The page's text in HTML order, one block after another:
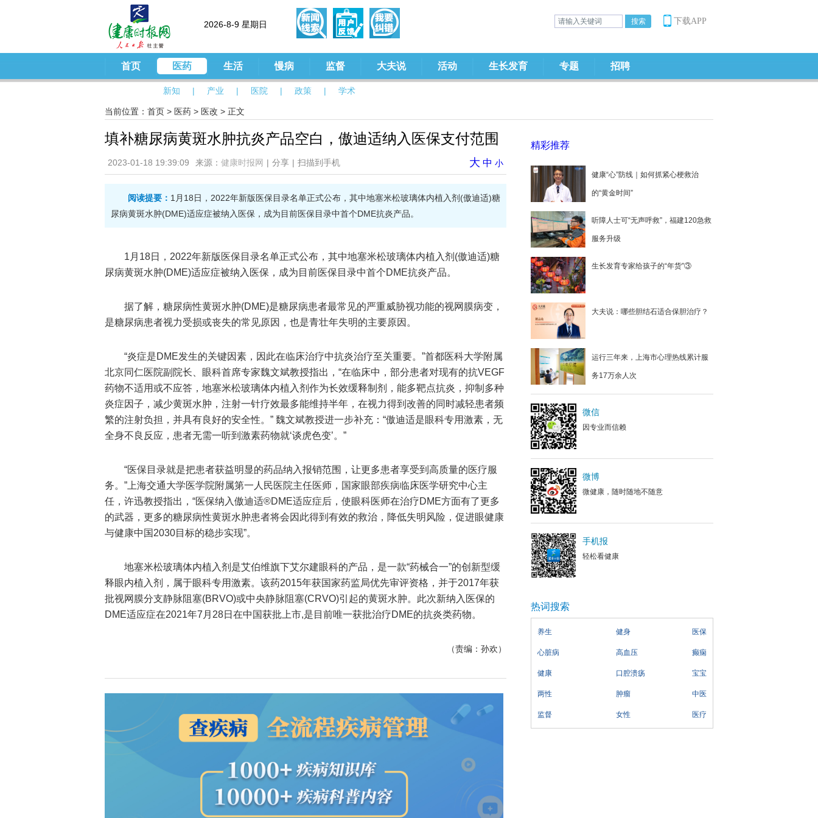
2026-8-9 星期日 下载APP
首页 医药
新知 | 产业 | 医院 | 政策 | 学术
生活 慢病 监督 大夫说 活动 生长发育 专题 招聘
当前位置： 首页 > 医药 > 医改 > 正文
填补糖尿病黄斑水肿抗炎产品空白，傲迪适纳入医保支付范围
2023-01-18 19:39:09 来源： 健康时报网 | 分享 | 扫描到手机 大 中 小
阅读提要： 1月18日，2022年新版医保目录名单正式公布，其中地塞米松玻璃体内植入剂(傲迪适)糖
尿病黄斑水肿(DME)适应症被纳入医保，成为目前医保目录中首个DME抗炎产品。
1月18日，2022年新版医保目录名单正式公布，其中地塞米松玻璃体内植入剂(傲迪适)糖
尿病黄斑水肿(DME)适应症被纳入医保，成为目前医保目录中首个DME抗炎产品。
据了解，糖尿病性黄斑水肿(DME)是糖尿病患者最常见的严重威胁视功能的视网膜病变，
是糖尿病患者视力受损或丧失的常见原因，也是青壮年失明的主要原因。
“炎症是DME发生的关键因素，因此在临床治疗中抗炎治疗至关重要。”首都医科大学附属
北京同仁医院副院长、眼科首席专家魏文斌教授指出，“在临床中，部分患者对现有的抗VEGF
药物不适用或不应答，地塞米松玻璃体内植入剂作为长效缓释制剂，能多靶点抗炎，抑制多种
炎症因子，减少黄斑水肿，注射一针疗效最多能维持半年，在视力得到改善的同时减轻患者频
繁的注射负担，并具有良好的安全性。” 魏文斌教授进一步补充：“傲迪适是眼科专用激素，无
全身不良反应，患者无需一听到激素药物就‘谈虎色变’。”
“医保目录就是把患者获益明显的药品纳入报销范围，让更多患者享受到高质量的医疗服
务。”上海交通大学医学院附属第一人民医院主任医师，国家眼部疾病临床医学研究中心主
任，许迅教授指出，“医保纳入傲迪适®DME适应症后，使眼科医师在治疗DME方面有了更多
的武器，更多的糖尿病性黄斑水肿患者将会因此得到有效的救治，降低失明风险，促进眼健康
与健康中国2030目标的稳步实现”。
地塞米松玻璃体内植入剂是艾伯维旗下艾尔建眼科的产品，是一款“药械合一”的创新型缓
释眼内植入剂，属于眼科专用激素。该药2015年获国家药监局优先审评资格，并于2017年获
批视网膜分支静脉阻塞(BRVO)或中央静脉阻塞(CRVO)引起的黄斑水肿。此次新纳入医保的
DME适应症在2021年7月28日在中国获批上市,是目前唯一获批治疗DME的抗炎类药物。
（责编：孙欢）
精彩推荐
健康“心”防线｜如何抓紧心梗救治
的“黄金时间”
听障人士可“无声呼救”，福建120急救
服务升级
生长发育专家给孩子的“年货”③
大夫说：哪些胆结石适合保胆治疗？
运行三年来，上海市心理热线累计服
务17万余人次
微信
因专业而信赖
微博
微健康，随时随地不随意
手机报
轻松看健康
热词搜索
养生 健身 医保
心脏病 高血压 癫痫
健康 口腔溃疡 宝宝
两性 肿瘤 中医
监督 女性 医疗